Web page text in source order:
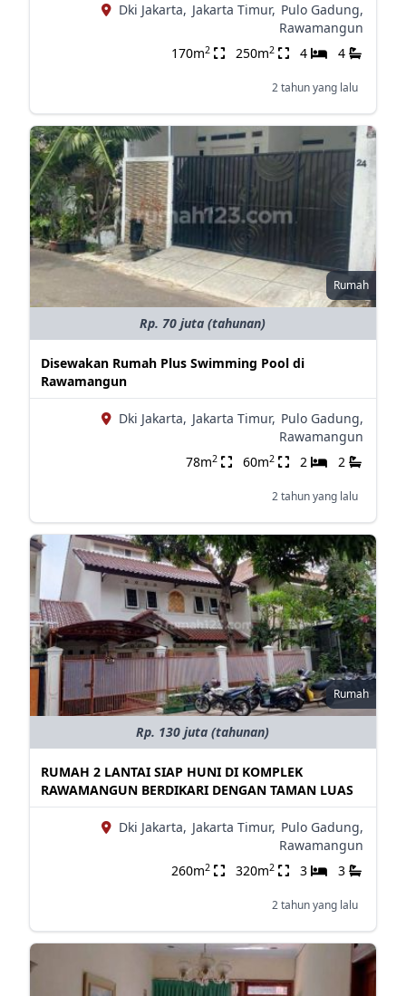
Dki Jakarta, Jakarta Timur, Pulo Gadung,
Rawamangun
170m2 250m2 4 4
2 tahun yang lalu
Rumah
Rp. 70 juta (tahunan)
Disewakan Rumah Plus Swimming Pool di
Rawamangun
Dki Jakarta, Jakarta Timur, Pulo Gadung,
Rawamangun
78m2 60m2 2 2
2 tahun yang lalu
Rumah
Rp. 130 juta (tahunan)
RUMAH 2 LANTAI SIAP HUNI DI KOMPLEK
RAWAMANGUN BERDIKARI DENGAN TAMAN LUAS
Dki Jakarta, Jakarta Timur, Pulo Gadung,
Rawamangun
260m2 320m2 3 3
2 tahun yang lalu